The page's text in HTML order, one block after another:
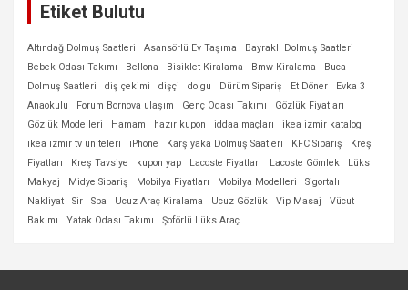
Etiket Bulutu
Altındağ Dolmuş Saatleri Asansörlü Ev Taşıma
Bayraklı Dolmuş Saatleri
Bebek Odası Takımı
Bellona Bisiklet Kiralama Bmw Kiralama
Buca
Dolmuş Saatleri
diş çekimi dişçi dolgu Dürüm Sipariş Et Döner
Evka 3
Anaokulu
Forum Bornova ulaşım Genç Odası Takımı
Gözlük Fiyatları
Gözlük Modelleri
Hamam hazır kupon iddaa maçları
ikea izmir katalog
ikea izmir tv üniteleri
iPhone Karşıyaka Dolmuş Saatleri KFC Sipariş
Kreş
Fiyatları
Kreş Tavsiye kupon yap Lacoste Fiyatları Lacoste Gömlek
Lüks
Makyaj
Midye Sipariş Mobilya Fiyatları Mobilya Modelleri
Sigortalı
Nakliyat
Sir Spa Ucuz Araç Kiralama Ucuz Gözlük Vip Masaj
Vücut
Bakımı
Yatak Odası Takımı Şoförlü Lüks Araç